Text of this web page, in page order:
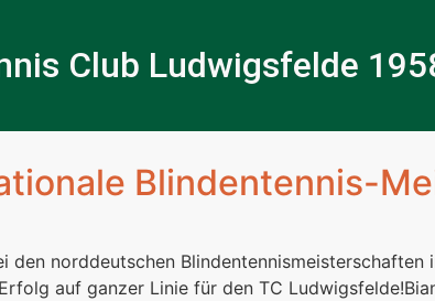
Club Ludwigsfelde
Blindentennis-
den norddeutschen
auf ganzer Linie für den TC